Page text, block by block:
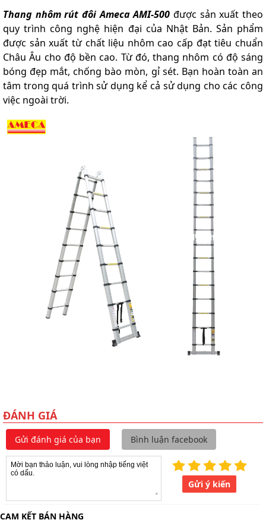
Thang nhôm rút đôi Ameca AMI-500 được sản xuất theo
quy trình công nghệ hiện đại của Nhật Bản. Sản phẩm
được sản xuất từ chất liệu nhôm cao cấp đạt tiêu chuẩn
Châu Âu cho độ bền cao. Từ đó, thang nhôm có độ sáng
bóng đẹp mắt, chống bào mòn, gỉ sét. Bạn hoàn toàn an
tâm trong quá trình sử dụng kể cả sử dụng cho các công
việc ngoài trời.
ĐÁNH GIÁ
Gửi đánh giá của bạn Bình luận facebook
Gửi ý kiến
CAM KẾT BÁN HÀNG